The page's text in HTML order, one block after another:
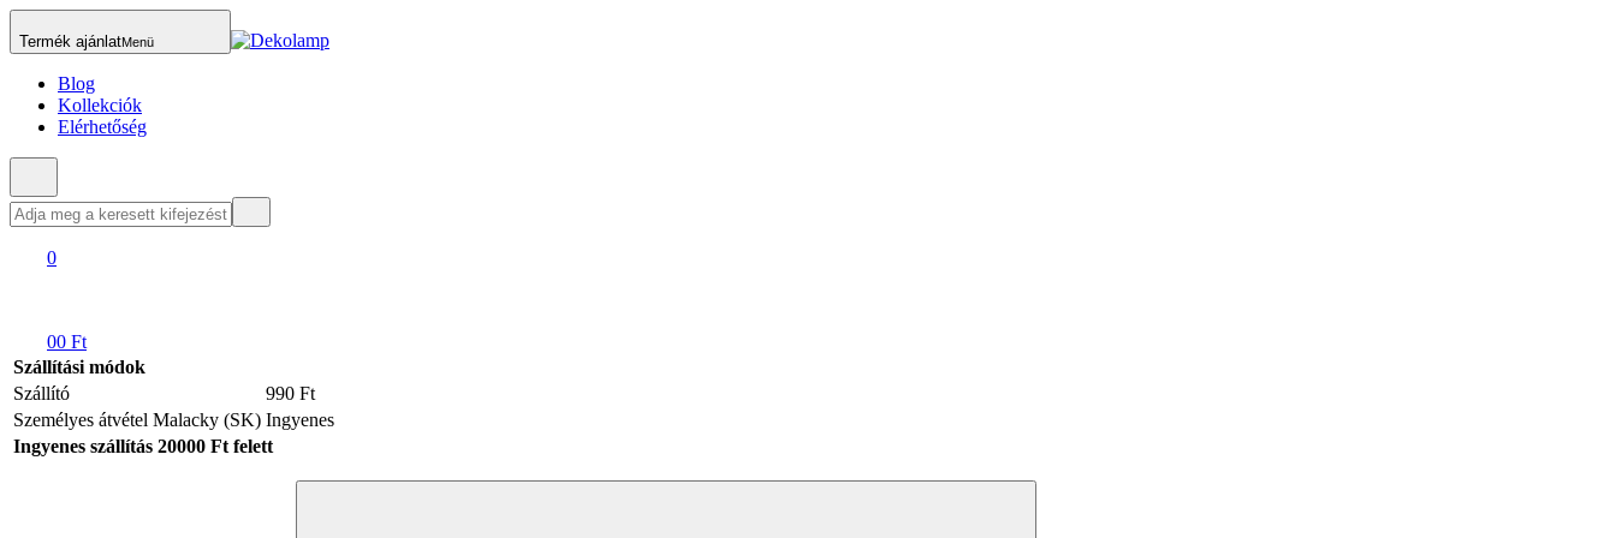
Termék ajánlatMenü
Blog
Kollekciók
Elérhetőség
0
00 Ft
Szállítási módok
Szállító
990 Ft
Személyes átvétel Malacky (SK) Ingyenes
Ingyenes szállítás 20000 Ft felett